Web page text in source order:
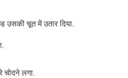
उसकी चूत में उतार दिया.
चोदने लगा.